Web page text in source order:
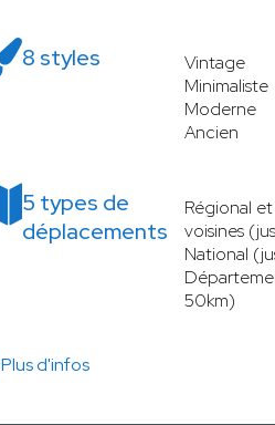
8 styles Vintage
Minimaliste
Moderne
Ancien
5 types de
déplacements
Régional
voisines
National
50km)
Plus d'infos